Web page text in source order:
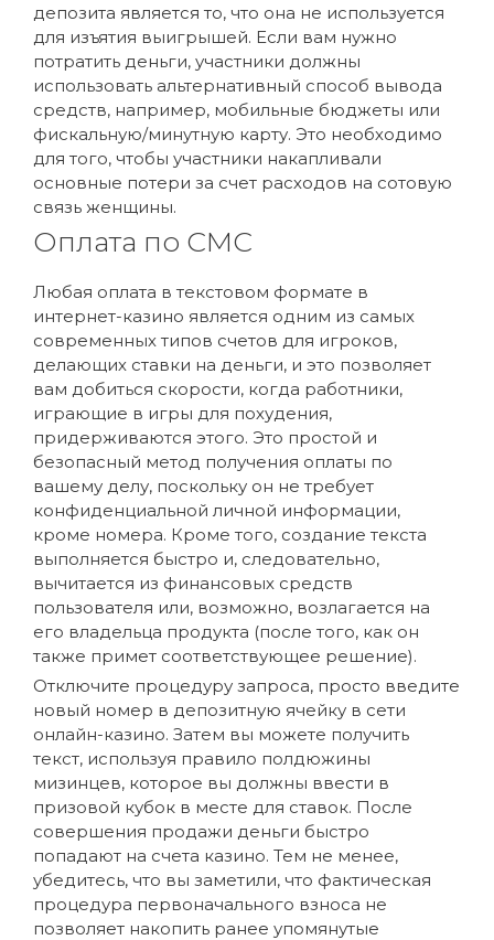
депозита является то, что она не используется
для изъятия выигрышей. Если вам нужно
потратить деньги, участники должны
использовать альтернативный способ вывода
средств, например, мобильные бюджеты или
фискальную/минутную карту. Это необходимо
для того, чтобы участники накапливали
основные потери за счет расходов на сотовую
связь женщины.
Оплата по СМС
Любая оплата в текстовом формате в
интернет-казино является одним из самых
современных типов счетов для игроков,
делающих ставки на деньги, и это позволяет
вам добиться скорости, когда работники,
играющие в игры для похудения,
придерживаются этого. Это простой и
безопасный метод получения оплаты по
вашему делу, поскольку он не требует
конфиденциальной личной информации,
кроме номера. Кроме того, создание текста
выполняется быстро и, следовательно,
вычитается из финансовых средств
пользователя или, возможно, возлагается на
его владельца продукта (после того, как он
также примет соответствующее решение).
Отключите процедуру запроса, просто введите
новый номер в депозитную ячейку в сети
онлайн-казино. Затем вы можете получить
текст, используя правило полдюжины
мизинцев, которое вы должны ввести в
призовой кубок в месте для ставок. После
совершения продажи деньги быстро
попадают на счета казино. Тем не менее,
убедитесь, что вы заметили, что фактическая
процедура первоначального взноса не
позволяет накопить ранее упомянутые